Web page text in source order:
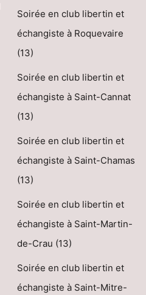
Soirée en club libertin et
échangiste à Roquevaire
(13)
Soirée en club libertin et
échangiste à Saint-Cannat
(13)
Soirée en club libertin et
échangiste à Saint-Chamas
(13)
Soirée en club libertin et
échangiste à Saint-Martin-
de-Crau (13)
Soirée en club libertin et
échangiste à Saint-Mitre-